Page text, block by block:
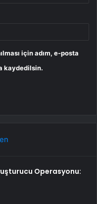
için adım, e-posta
kaydedilsin.
Operasyonu: